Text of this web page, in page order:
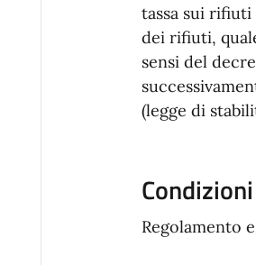
tassa sui rifiuti
dei rifiuti,
sensi del
(legge di
Regolamento